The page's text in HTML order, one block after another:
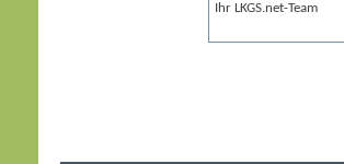
Ihr LKGS.net-Team